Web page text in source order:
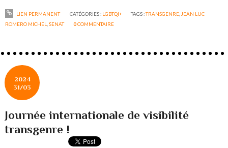
LIEN PERMANENT CATÉGORIES : LGBTQI+ TAGS :TRANSGENRE, JEAN LUC
ROMERO MICHEL ,SENAT 0COMMENTAIRE
2024
31/03
Journée internationale de visibilité
transgenre !